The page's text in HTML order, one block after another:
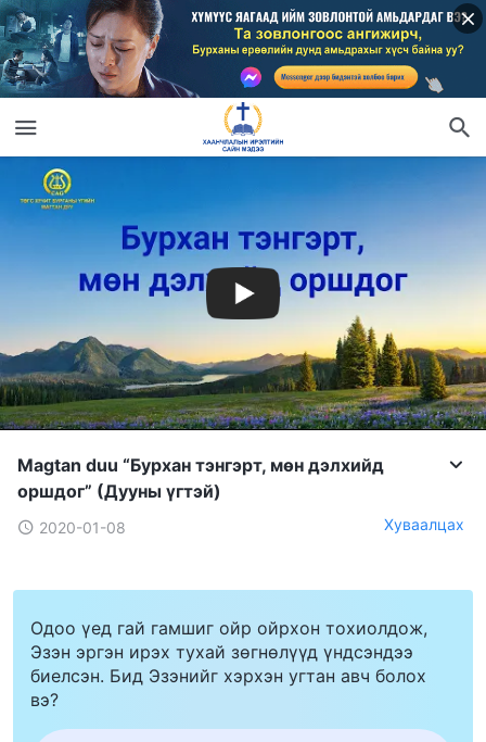
Magtan duu “Бурхан тэнгэрт, мѳн дэлхийд
оршдог” (Дууны үгтэй)
2020-01-08 Хуваалцах
Одоо үед гай гамшиг ойр ойрхон тохиолдож,
Эзэн эргэн ирэх тухай зөгнөлүүд үндсэндээ
биелсэн. Бид Эзэнийг хэрхэн угтан авч болох
вэ?